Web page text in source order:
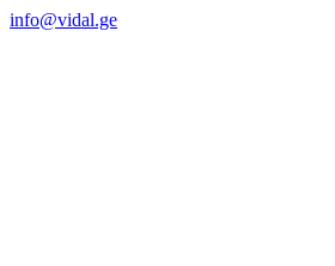
info@vidal.ge